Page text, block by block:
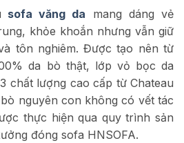
sofa văng da mang dáng vẻ
khỏe khoắn nhưng vẫn giữ
tôn nghiêm. Được tạo nên từ
da bò thật, lớp vỏ bọc da
chất lượng cao cấp từ Chateau
bò nguyên con không có vết tác
thực hiện qua quy trình sản
đóng sofa HNSOFA.